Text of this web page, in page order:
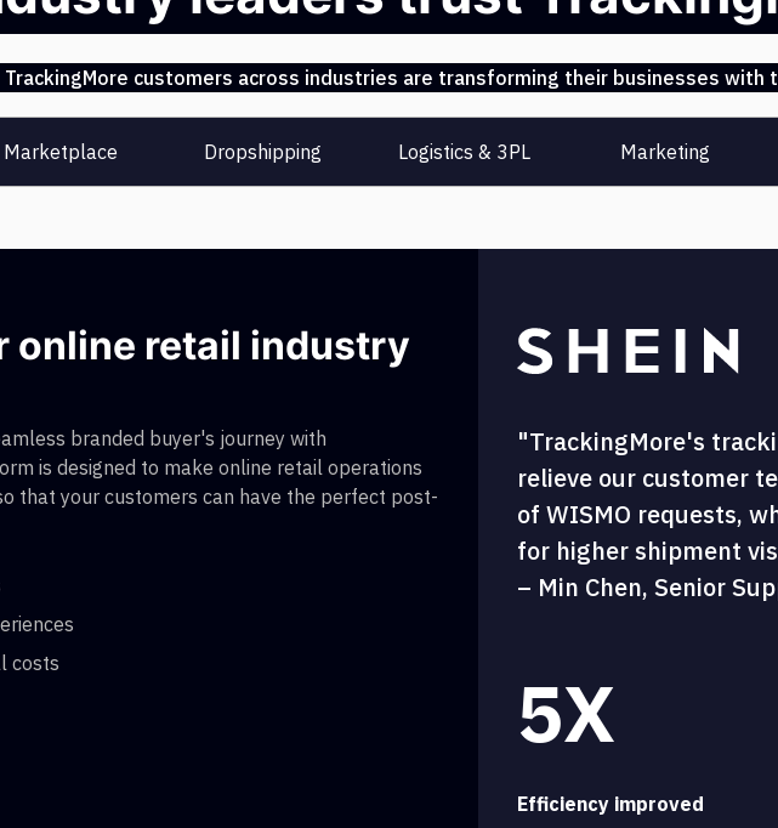
TrackingMore customers across industries are transforming their businesses with
Marketplace Dropshipping Logistics & 3PL Marketing
online retail industry
branded buyer's journey with
is designed to make online retail operations
that your customers can have the perfect post-
costs
"TrackingMore's
relieve our customer
of WISMO requests,
for higher shipment
– Min Chen, Senior
5X
Efficiency improved